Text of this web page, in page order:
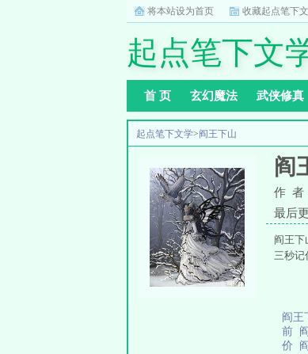
将本站设为首页 收藏起点笔下
起点笔下文
首 页 玄幻魔法 武侠修真
起点笔下文学>阎王下山
阎
作 者
最后
阎王下
三秒记
阎王
前
价